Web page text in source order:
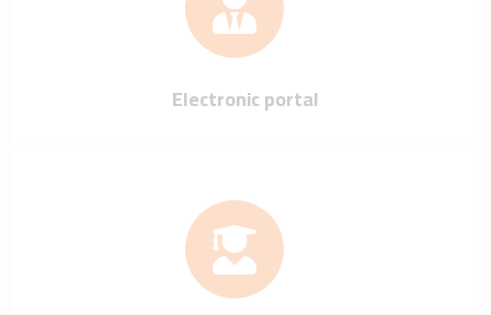
Electronic portal